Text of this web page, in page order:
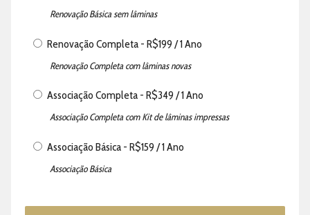
Renovação Básica sem lâminas
Renovação Completa - R$199 /1 Ano
Renovação Completa com lâminas novas
Associação Completa - R$349 /1 Ano
Associação Completa com Kit de lâminas impressas
Associação Básica - R$159 /1 Ano
Associação Básica